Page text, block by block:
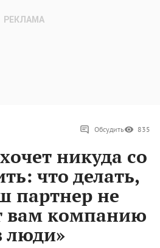
Обсудить 835
никуда со
что делать,
партнер не
вам компанию
люди»